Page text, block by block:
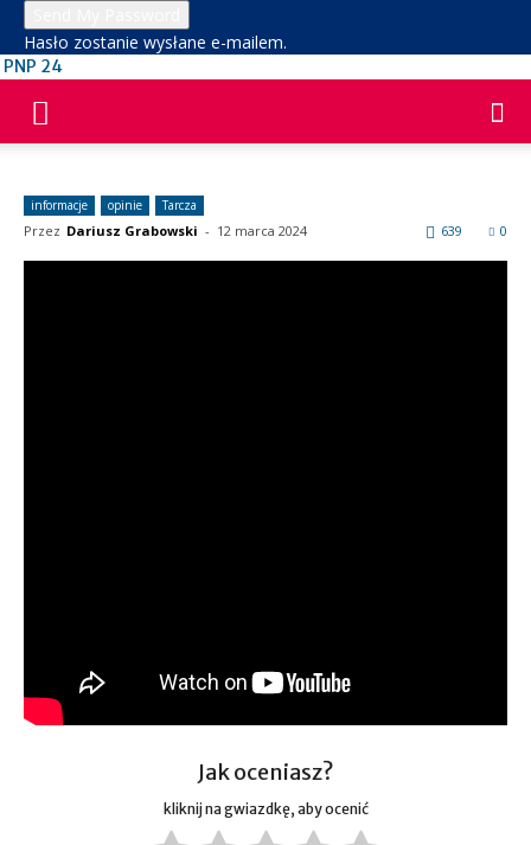
Hasło zostanie wysłane e-mailem.
PNP 24
informacje opinie Tarcza
Przez Dariusz Grabowski - 12 marca 2024 0
639
Jak oceniasz?
kliknij na gwiazdkę, aby ocenić